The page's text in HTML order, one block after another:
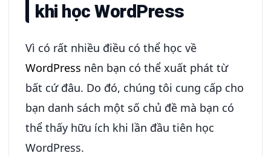
khi học WordPress
Vì có rất nhiều điều có thể học về
WordPress nên bạn có thể xuất phát từ
bất cứ đâu. Do đó, chúng tôi cung cấp cho
bạn danh sách một số chủ đề mà bạn có
thể thấy hữu ích khi lần đầu tiên học
WordPress.